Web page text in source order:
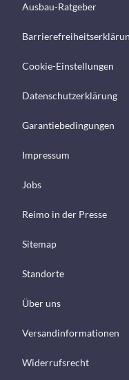
Ausbau-Ratgeber
Cookie-Einstellungen
Datenschutzerklärung
Garantiebedingungen
Impressum
Jobs
Reimo in der Presse
Sitemap
Standorte
Über uns
Versandinformationen
Widerrufsrecht